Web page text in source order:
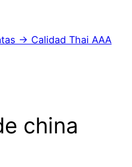
→ Calidad Thai AAA
china